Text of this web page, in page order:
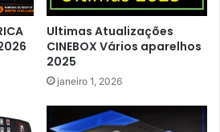
Ultimas Atualizações
CINEBOX Vários aparelhos
2025
janeiro 1, 2026